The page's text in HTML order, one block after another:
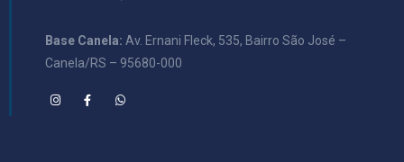
Base Canela: Av. Ernani Fleck, 535, Bairro São José –
Canela/RS – 95680-000